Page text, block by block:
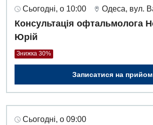
Гінекологічне відділення
Денний стаціонар
Дерматовенерологія
Кардіологія
Сьогодні, о 10:00 Одеса, вул.
Консультація офтальмолога
Юрій
Знижка 30%
Записатися на прийом
Сьогодні, о 09:00